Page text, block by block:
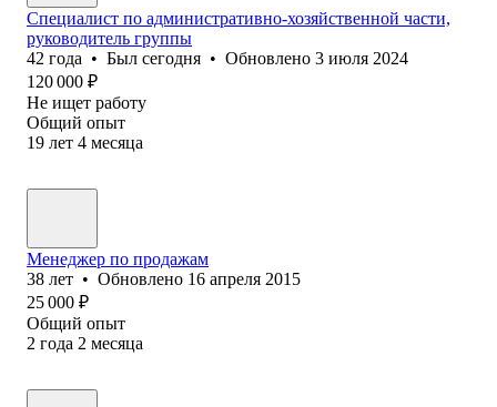
Специалист по административно-хозяйственной части,
руководитель группы
42 года • Был сегодня • Обновлено 3 июля 2024
120 000 ₽
Не ищет работу
Общий опыт
19 лет 4 месяца
Менеджер по продажам
38 лет • Обновлено 16 апреля 2015
25 000 ₽
Общий опыт
2 года 2 месяца